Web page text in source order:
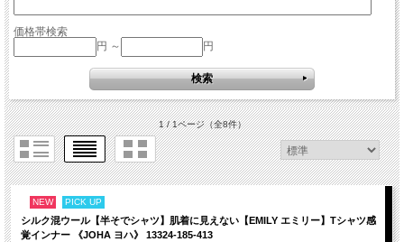
価格帯検索
円 ～
円
1 / 1ページ（全8件）
NEW PICK UP
シルク混ウール【半そでシャツ】肌着に見えない【EMILY エミリー】Tシャツ感
覚インナー 《JOHA ヨハ》 13324-185-413